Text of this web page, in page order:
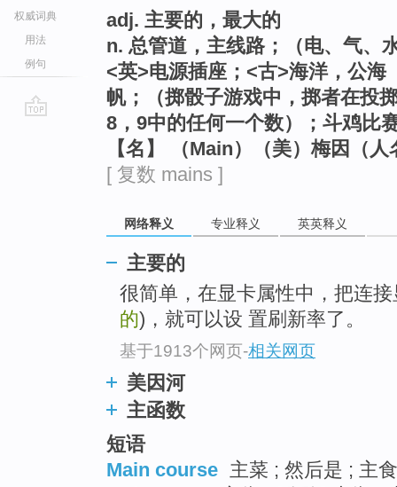
权威词典
用法
例句
adj. 主要的，最大的
n. 总管道，主线路；（电、气、
<英>电源插座；<古>海洋，公
帆；（掷骰子游戏中，掷者在投
8，9中的任何一个数）；斗鸡比
【名】 （Main）（美）梅因（人
[ 复数 mains ]
网络释义 专业释义 英英释义
主要的
很简单，在显卡属性中，把连
的)，就可以设 置刷新率了。
基于1913个网页-相关网页
美因河
主函数
短语
Main course 主菜 ; 然后是 ; 主